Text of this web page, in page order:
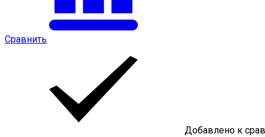
Сравнить
Добавлено к